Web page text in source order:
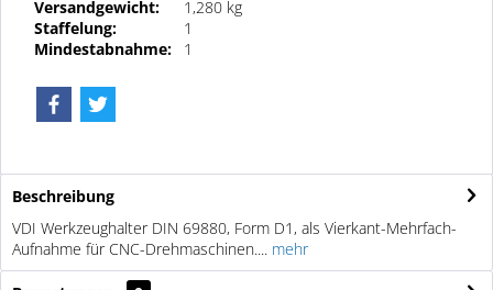
Versandgewicht:
1,280 kg
Staffelung:
1
Mindestabnahme:
1
Beschreibung
VDI Werkzeughalter DIN 69880, Form D1, als Vierkant-Mehrfach-
Aufnahme für CNC-Drehmaschinen.... mehr